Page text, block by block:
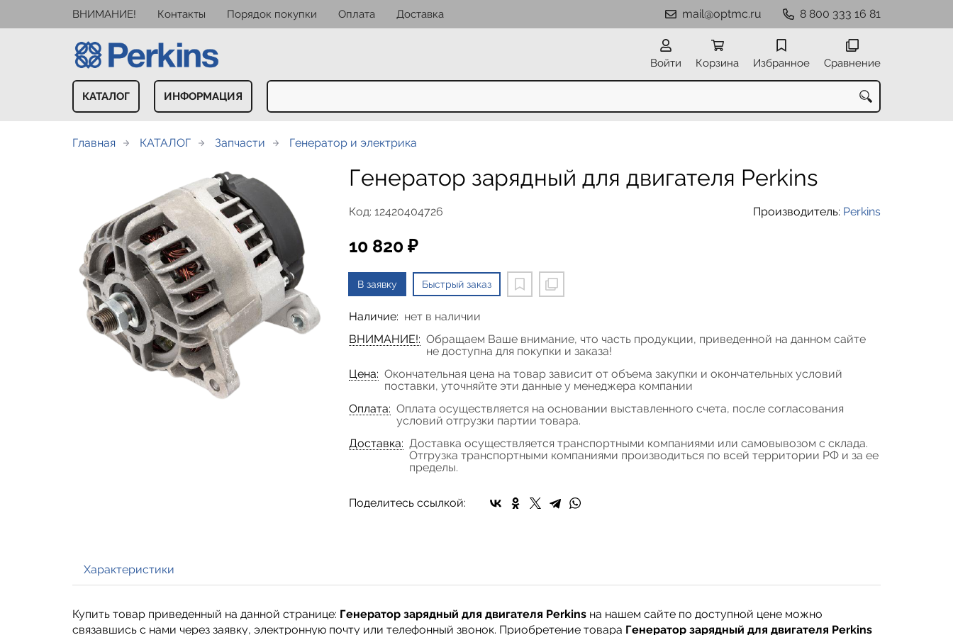
ВНИМАНИЕ! Контакты Порядок покупки Оплата Доставка 8 800 333 16 81
mail@optmc.ru
Войти Корзина Избранное Сравнение
КАТАЛОГ ИНФОРМАЦИЯ
Главная КАТАЛОГ Запчасти Генератор и электрика
Генератор зарядный для двигателя Perkins
Код: 12420404726 Производитель: Perkins
10 820 ₽
В заявку Быстрый заказ
Наличие: нет в наличии
ВНИМАНИЕ!: Обращаем Ваше внимание, что часть продукции, приведенной на данном сайте
не доступна для покупки и заказа!
Цена: Окончательная цена на товар зависит от объема закупки и окончательных условий
поставки, уточняйте эти данные у менеджера компании
Оплата: Оплата осуществляется на основании выставленного счета, после согласования
условий отгрузки партии товара.
Доставка: Доставка осуществляется транспортными компаниями или самовывозом с склада.
Отгрузка транспортными компаниями производиться по всей территории РФ и за ее
пределы.
Поделитесь ссылкой:
Характеристики
Купить товар приведенный на данной странице: Генератор зарядный для двигателя Perkins на нашем сайте по доступной цене можно
связавшись с нами через заявку, электронную почту или телефонный звонок. Приобретение товара Генератор зарядный для двигателя Perkins